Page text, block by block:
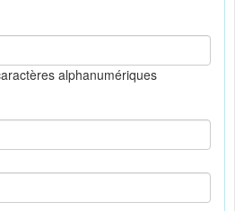
alphanumériques